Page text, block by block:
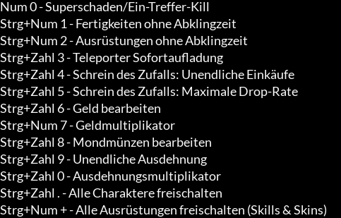
Num 0 - Superschaden/Ein-Treffer-Kill
Strg+Num 1 - Fertigkeiten ohne Abklingzeit
Strg+Num 2 - Ausrüstungen ohne Abklingzeit
Strg+Zahl 3 - Teleporter Sofortaufladung
Strg+Zahl 4 - Schrein des Zufalls: Unendliche Einkäufe
Strg+Zahl 5 - Schrein des Zufalls: Maximale Drop-Rate
Strg+Zahl 6 - Geld bearbeiten
Strg+Num 7 - Geldmultiplikator
Strg+Zahl 8 - Mondmünzen bearbeiten
Strg+Zahl 9 - Unendliche Ausdehnung
Strg+Zahl 0 - Ausdehnungsmultiplikator
Strg+Zahl . - Alle Charaktere freischalten
Strg+Num + - Alle Ausrüstungen freischalten (Skills & Skins)